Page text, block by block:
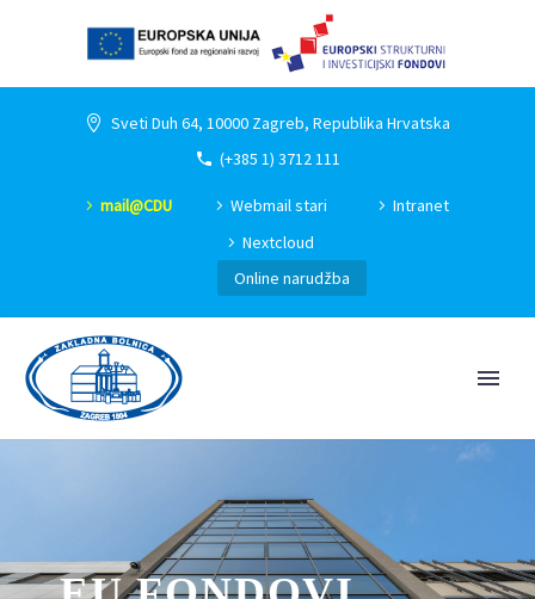
Sveti Duh 64, 10000 Zagreb, Republika Hrvatska
(+385 1) 3712 111
mail@CDU Webmail stari
Intranet
Nextcloud
Online narudžba